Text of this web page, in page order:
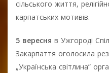
сільського життя,
карпатських мотивів.
5 вересня в Ужгороді
Закарпаття оголосила
„Українська світлина”